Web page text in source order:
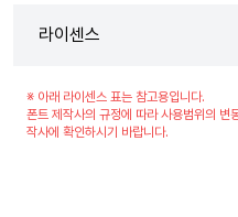
라이센스
※ 아래 라이센스 표는 참고용입니다.
폰트 제작사의 규정에 따라 사용범위의 변
작사에 확인하시기 바랍니다.